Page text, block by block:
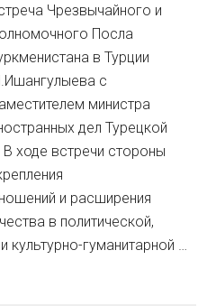
Чрезвычайного и
Посла
в Турции
с
министра
дел Турецкой
ходе встречи стороны
и расширения
в политической,
культурно-гуманитарной …